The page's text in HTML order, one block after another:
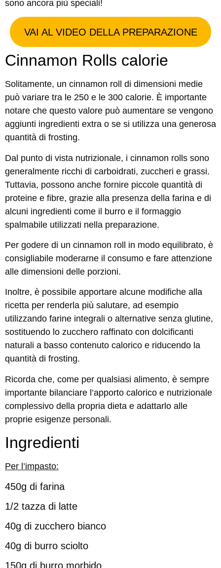
sono ancora più speciali!
VAI AL VIDEO DELLA PREPARAZIONE
Cinnamon Rolls calorie
Solitamente, un cinnamon roll di dimensioni medie
può variare tra le 250 e le 300 calorie. È importante
notare che questo valore può aumentare se vengono
aggiunti ingredienti extra o se si utilizza una generosa
quantità di frosting.
Dal punto di vista nutrizionale, i cinnamon rolls sono
generalmente ricchi di carboidrati, zuccheri e grassi.
Tuttavia, possono anche fornire piccole quantità di
proteine e fibre, grazie alla presenza della farina e di
alcuni ingredienti come il burro e il formaggio
spalmabile utilizzati nella preparazione.
Per godere di un cinnamon roll in modo equilibrato, è
consigliabile moderarne il consumo e fare attenzione
alle dimensioni delle porzioni.
Inoltre, è possibile apportare alcune modifiche alla
ricetta per renderla più salutare, ad esempio
utilizzando farine integrali o alternative senza glutine,
sostituendo lo zucchero raffinato con dolcificanti
naturali a basso contenuto calorico e riducendo la
quantità di frosting.
Ricorda che, come per qualsiasi alimento, è sempre
importante bilanciare l’apporto calorico e nutrizionale
complessivo della propria dieta e adattarlo alle
proprie esigenze personali.
Ingredienti
Per l’impasto:
450g di farina
1/2 tazza di latte
40g di zucchero bianco
40g di burro sciolto
150g di burro morbido